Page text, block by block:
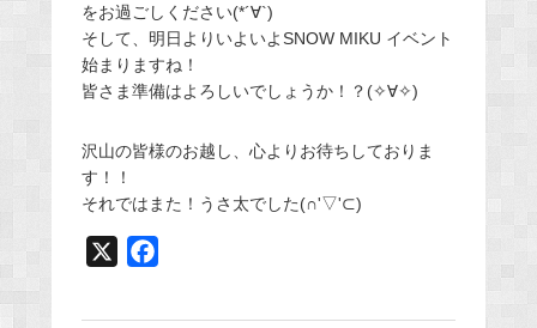
をお過ごしください(*´∀`)
そして、明日よりいよいよSNOW MIKU イベント
始まりますね！
皆さま準備はよろしいでしょうか！？(✧∀✧)
沢山の皆様のお越し、心よりお待ちしておりま
す！！
それではまた！うさ太でした(∩'▽'⊂)